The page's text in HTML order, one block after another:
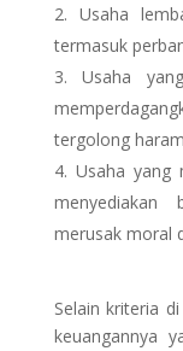
Usaha
termasuk
Usaha
tergolong
Usaha yang
menyediakan
merusak moral
Selain kriteria
keuangannya